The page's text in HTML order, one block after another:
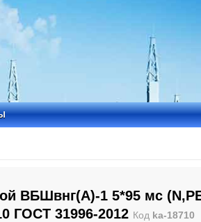
ВБШвнг(А)-1 5*95 мс
ГОСТ 31996-2012 Код ka-18710